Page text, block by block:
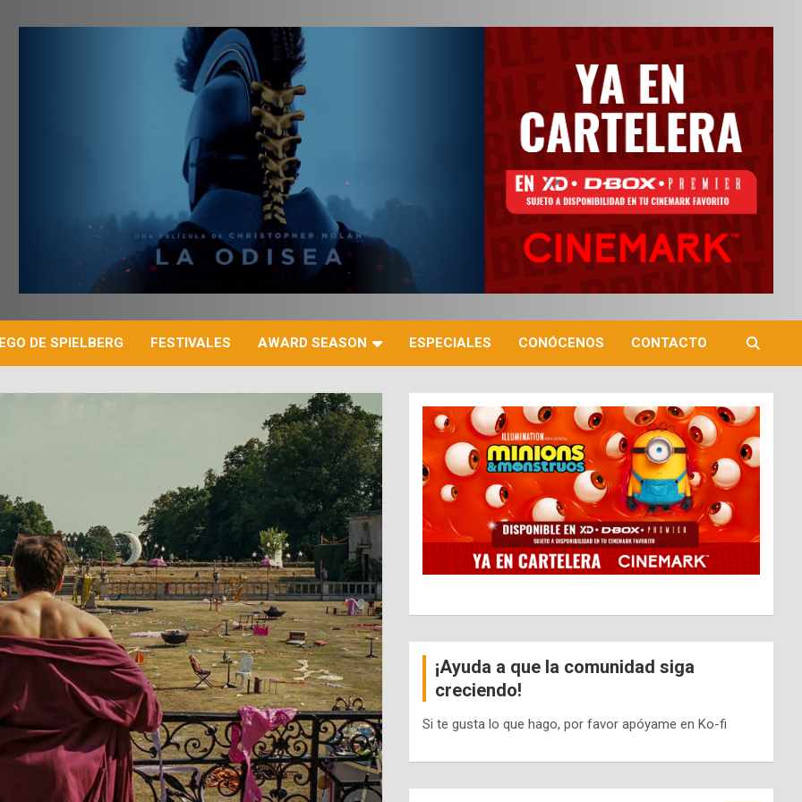
DE SPIELBERG FESTIVALES AWARD SEASON ESPECIALES CONÓCENOS CONTACTO
¡Ayuda a que la comunidad siga
creciendo!
Si te gusta lo que hago, por favor apóyame en Ko-fi